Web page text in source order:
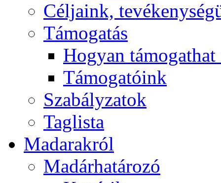
Céljaink,
Támogatás
Hogyan
Támogatóink
Szabályzatok
Taglista
Madarakról
Madárhatározó